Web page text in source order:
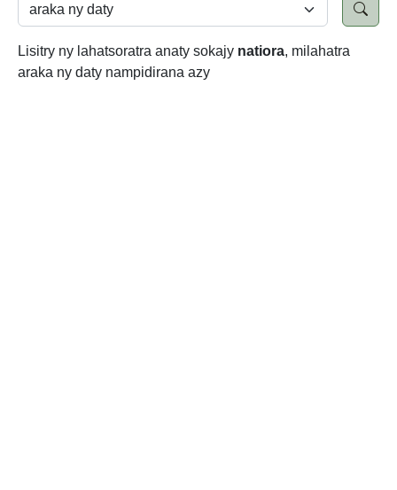
Lisitry ny lahatsoratra anaty sokajy natiora, milahatra
araka ny daty nampidirana azy